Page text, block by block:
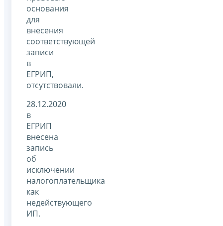
основания
для
внесения
соответствующей
записи
в
ЕГРИП,
отсутствовали.
28.12.2020
в
ЕГРИП
внесена
запись
об
исключении
налогоплательщика
как
недействующего
ИП.